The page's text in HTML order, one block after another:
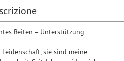
Reiten – Unterstützung
sie sind meine